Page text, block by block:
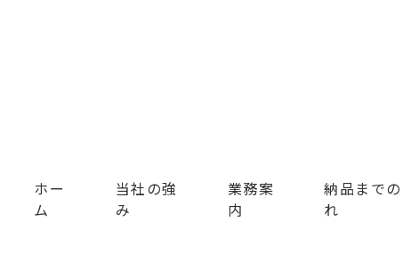
ホー
ム
当社の強
み
業務案
内
納品まで
れ